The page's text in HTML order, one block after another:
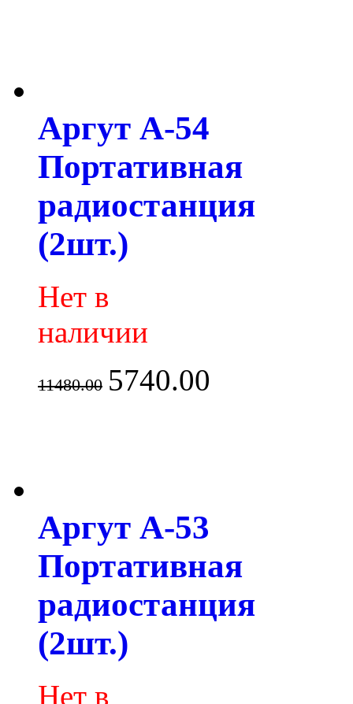
Аргут А-54
Портативная
радиостанция
(2шт.)
Нет в
наличии
11480.00 5740.00
Аргут А-53
Портативная
радиостанция
(2шт.)
Нет в